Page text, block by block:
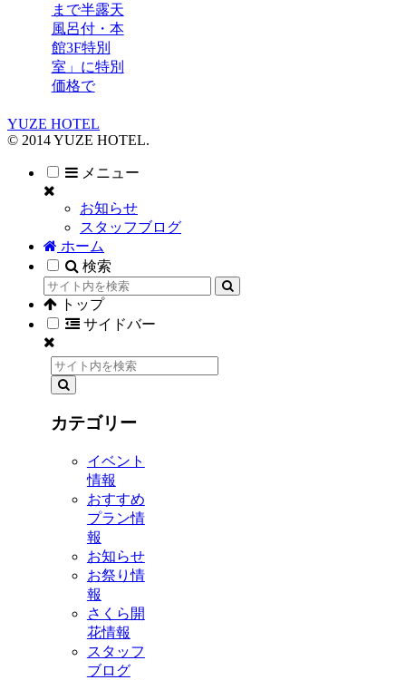
まで半露天
風呂付・本
館3F特別
室」に特別
価格で
YUZE HOTEL
© 2014 YUZE HOTEL.
メニュー
お知らせ
スタッフブログ
ホーム
検索
トップ
サイドバー
カテゴリー
イベント
情報
おすすめ
プラン情
報
お知らせ
お祭り情
報
さくら開
花情報
スタッフ
ブログ